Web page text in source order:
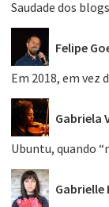
Saudade dos blogs
Felipe
Em 2018, em vez
Gabriela
Ubuntu, quando
Gabrielle